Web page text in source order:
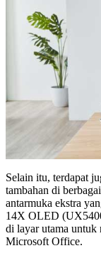
Selain itu, terdapat
tambahan di
antarmuka ekstra
14X OLED
di layar utama untuk
Microsoft Office.